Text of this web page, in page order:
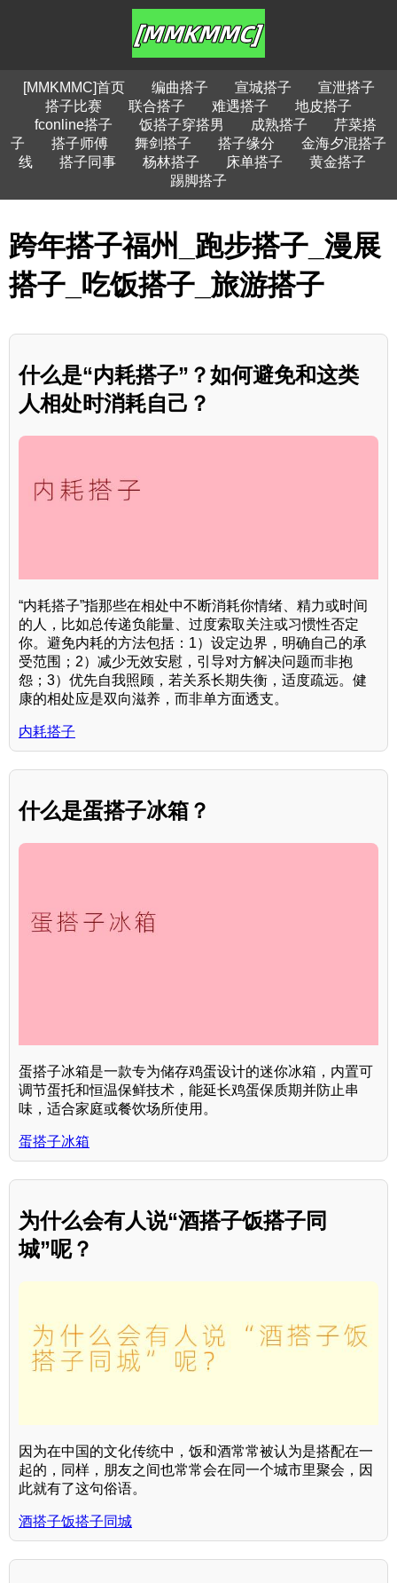
[MMKMMC]首页 编曲搭子 宣城搭子
宣泄搭子
搭子比赛
联合搭子 难遇搭子
地皮搭子
fconline搭子
饭搭子穿搭男 成熟搭子
芹菜搭
子
搭子师傅 舞剑搭子 搭子缘分
金海夕混搭子
线
搭子同事 杨林搭子 床单搭子
黄金搭子
踢脚搭子
跨年搭子福州_跑步搭子_漫展
搭子_吃饭搭子_旅游搭子
什么是“内耗搭子”？如何避免和这类
人相处时消耗自己？
“内耗搭子”指那些在相处中不断消耗你情绪、精力或时间
的人，比如总传递负能量、过度索取关注或习惯性否定
你。避免内耗的方法包括：1）设定边界，明确自己的承
受范围；2）减少无效安慰，引导对方解决问题而非抱
怨；3）优先自我照顾，若关系长期失衡，适度疏远。健
康的相处应是双向滋养，而非单方面透支。
内耗搭子
什么是蛋搭子冰箱？
蛋搭子冰箱是一款专为储存鸡蛋设计的迷你冰箱，内置可
调节蛋托和恒温保鲜技术，能延长鸡蛋保质期并防止串
味，适合家庭或餐饮场所使用。
蛋搭子冰箱
为什么会有人说“酒搭子饭搭子同
城”呢？
因为在中国的文化传统中，饭和酒常常被认为是搭配在一
起的，同样，朋友之间也常常会在同一个城市里聚会，因
此就有了这句俗语。
酒搭子饭搭子同城